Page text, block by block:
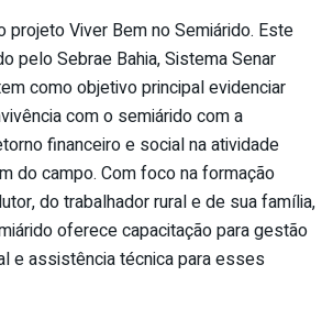
projeto Viver Bem no Semiárido. Este
pelo Sebrae Bahia, Sistema Senar
como objetivo principal evidenciar
com o semiárido com a
financeiro e social na atividade
do campo. Com foco na formação
do trabalhador rural e de sua família,
oferece capacitação para gestão
e assistência técnica para esses